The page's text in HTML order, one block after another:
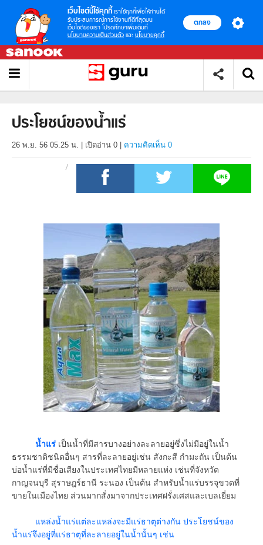
เว็บไซต์นี้ใช้คุกกี้ เราใช้คุกกี้เพื่อให้ท่านได้
รับประสบการณ์การใช้งานที่ดีที่สุดบน
เว็บไซต์ของเรา โปรดศึกษาเพิ่มเติมที่
นโยบายความเป็นส่วนตัว และ นโยบายคุกกี้
ตกลง
ประโยชน์ของน้ำแร่
26 พ.ย. 56 05.25 น. เปิดอ่าน 0 ความคิดเห็น 0
น้ำแร่ เป็นน้ำที่มีสารบางอย่างละลายอยู่ซึ่งไม่มีอยู่ในน้ำ
ธรรมชาติชนิดอื่นๆ สารที่ละลายอยู่เช่น สังกะสี กำมะถัน เป็นต้น
บ่อน้ำแร่ที่มีชื่อเสียงในประเทศไทยมีหลายแห่ง เช่นที่จังหวัด
กาญจนบุรี สุราษฎร์ธานี ระนอง เป็นต้น สำหรับน้ำแร่บรรจุขวดที่
ขายในเมืองไทย ส่วนมากสั่งมาจากประเทศฝรั่งเศสและเบลเยี่ยม
แหล่งน้ำแร่แต่ละแหล่งจะมีแร่ธาตุต่างกัน ประโยชน์ของ
น้ำแร่จึงอยู่ที่แร่ธาตุที่ละลายอยู่ในน้ำนั้นๆ เช่น